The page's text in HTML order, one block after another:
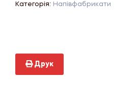
Категорія: Напівфабрикати
Друк